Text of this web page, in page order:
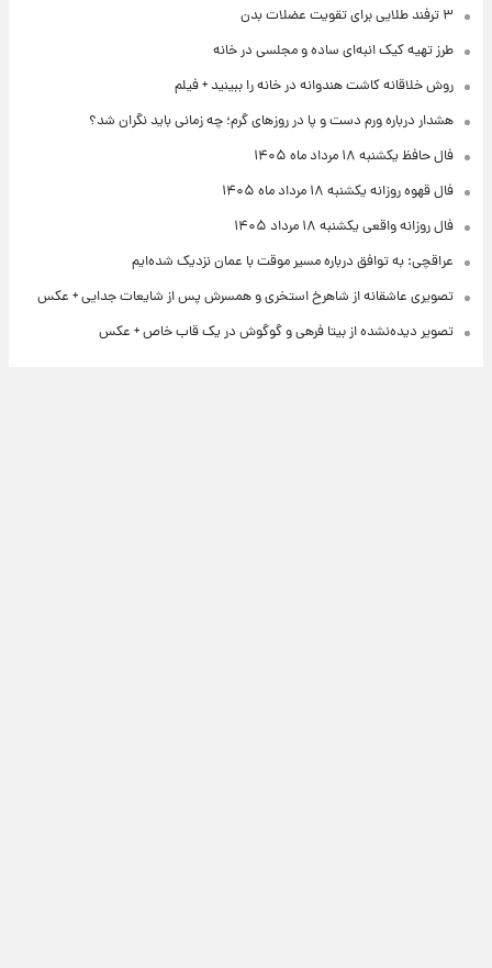
۳ ترفند طلایی برای تقویت عضلات بدن
طرز تهیه کیک انبه‌ای ساده و مجلسی در خانه
روش خلاقانه کاشت هندوانه در خانه را ببینید + فیلم
هشدار درباره ورم دست و پا در روزهای گرم؛ چه زمانی باید نگران شد؟
فال حافظ یکشنبه ۱۸ مرداد ماه ۱۴۰۵
فال قهوه روزانه یکشنبه ۱۸ مرداد ماه ۱۴۰۵
فال روزانه واقعی یکشنبه ۱۸ مرداد ۱۴۰۵
عراقچی: به توافق درباره مسیر موقت با عمان نزدیک شده‌ایم
تصویری عاشقانه از شاهرخ استخری و همسرش پس از شایعات جدایی + عکس
تصویر دیده‌نشده از بیتا فرهی و گوگوش در یک قاب خاص + عکس